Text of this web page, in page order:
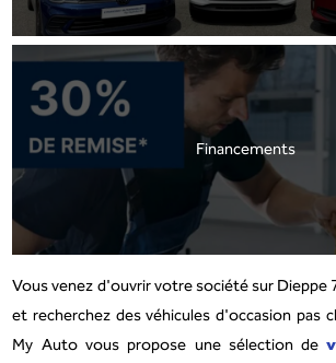
Financements
Vous venez d'ouvrir votre société sur Dieppe
et recherchez des véhicules d'occasion pas
My Auto vous propose une sélection de